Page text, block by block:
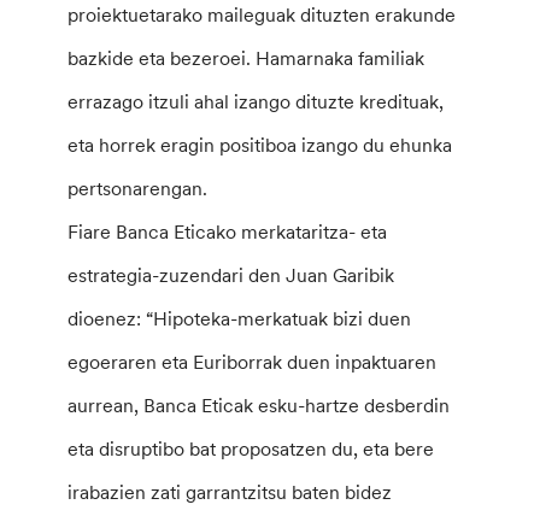
proiektuetarako maileguak dituzten erakunde
bazkide eta bezeroei. Hamarnaka familiak
errazago itzuli ahal izango dituzte kredituak,
eta horrek eragin positiboa izango du ehunka
pertsonarengan.
Fiare Banca Eticako merkataritza- eta
estrategia-zuzendari den Juan Garibik
dioenez: “Hipoteka-merkatuak bizi duen
egoeraren eta Euriborrak duen inpaktuaren
aurrean, Banca Eticak esku-hartze desberdin
eta disruptibo bat proposatzen du, eta bere
irabazien zati garrantzitsu baten bidez